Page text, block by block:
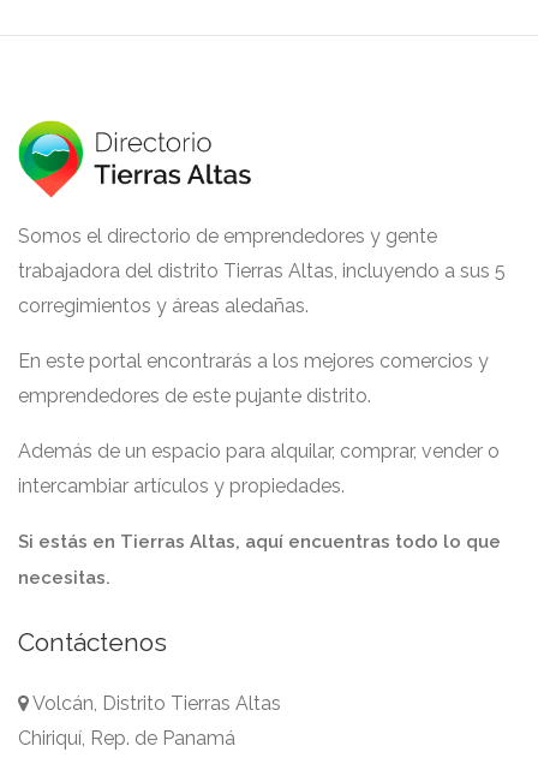
Somos el directorio de emprendedores y gente
trabajadora del distrito Tierras Altas, incluyendo a sus 5
corregimientos y áreas aledañas.
En este portal encontrarás a los mejores comercios y
emprendedores de este pujante distrito.
Además de un espacio para alquilar, comprar, vender o
intercambiar artículos y propiedades.
Si estás en Tierras Altas, aquí encuentras todo lo que
necesitas.
Contáctenos
Volcán, Distrito Tierras Altas
Chiriquí, Rep. de Panamá